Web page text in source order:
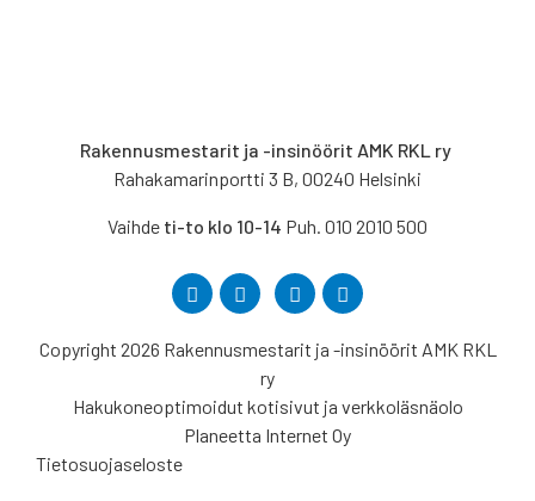
Rakennusmestarit ja -insinöörit AMK RKL ry
Rahakamarinportti 3 B, 00240 Helsinki
Vaihde ti-to klo 10-14 Puh. 010 2010 500
Copyright 2026 Rakennusmestarit ja -insinöörit AMK RKL
ry
Hakukoneoptimoidut kotisivut ja verkkoläsnäolo
Planeetta Internet Oy
Tietosuojaseloste